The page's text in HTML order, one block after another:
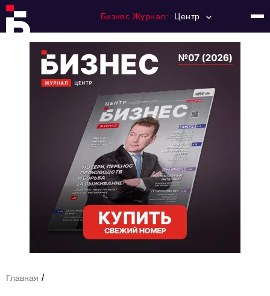
Бизнес Журнал: Центр
Регулирование
Премия "Тульский Бизнес"
История тульского предпринимательства
Главная /